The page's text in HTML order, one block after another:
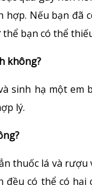
Nếu bạn đã
bạn có thể
không?
sinh hạ một
lý.
thuốc lá và
đều có thể có